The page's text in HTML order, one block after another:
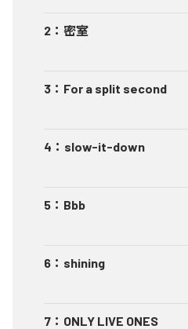
2 ： 密室
3 ： For a split second
4 ： slow-it-down
5 ： Bbb
6 ： shining
7 ： ONLY LIVE ONES